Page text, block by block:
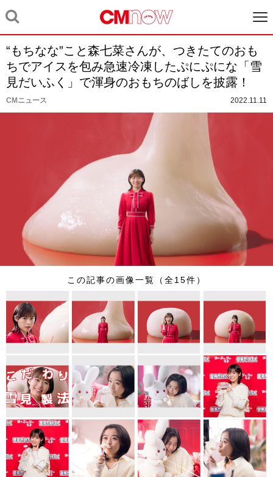
“もちなな”こと森七菜さんが、つきたてのおも
ちでアイスを包み急速冷凍したぷにぷにな「雪
見だいふく」で渾身のおもちのばしを披露！
CMニュース 2022.11.11
この記事の画像一覧（全15件）